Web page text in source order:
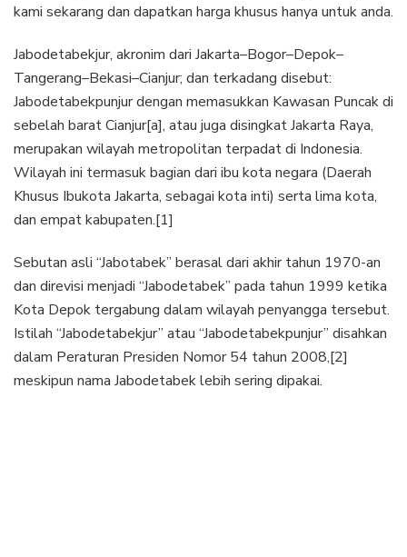
kami sekarang dan dapatkan harga khusus hanya untuk anda.
Jabodetabekjur, akronim dari Jakarta–Bogor–Depok–
Tangerang–Bekasi–Cianjur; dan terkadang disebut:
Jabodetabekpunjur dengan memasukkan Kawasan Puncak di
sebelah barat Cianjur[a], atau juga disingkat Jakarta Raya,
merupakan wilayah metropolitan terpadat di Indonesia.
Wilayah ini termasuk bagian dari ibu kota negara (Daerah
Khusus Ibukota Jakarta, sebagai kota inti) serta lima kota,
dan empat kabupaten.[1]
Sebutan asli “Jabotabek” berasal dari akhir tahun 1970-an
dan direvisi menjadi “Jabodetabek” pada tahun 1999 ketika
Kota Depok tergabung dalam wilayah penyangga tersebut.
Istilah “Jabodetabekjur” atau “Jabodetabekpunjur” disahkan
dalam Peraturan Presiden Nomor 54 tahun 2008,[2]
meskipun nama Jabodetabek lebih sering dipakai.